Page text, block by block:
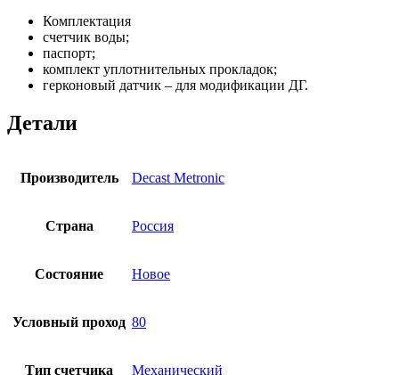
Комплектация
счетчик воды;
паспорт;
комплект уплотнительных прокладок;
герконовый датчик – для модификации ДГ.
Детали
Производитель Decast Metronic
Страна Россия
Состояние Новое
Условный проход 80
Тип счетчика Механический